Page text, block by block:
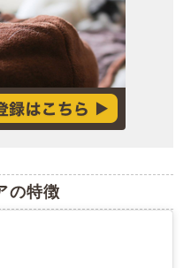
の特徴